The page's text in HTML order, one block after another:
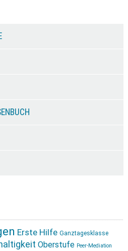
Erste Hilfe Ganztagesklasse
Oberstufe Peer-Mediation